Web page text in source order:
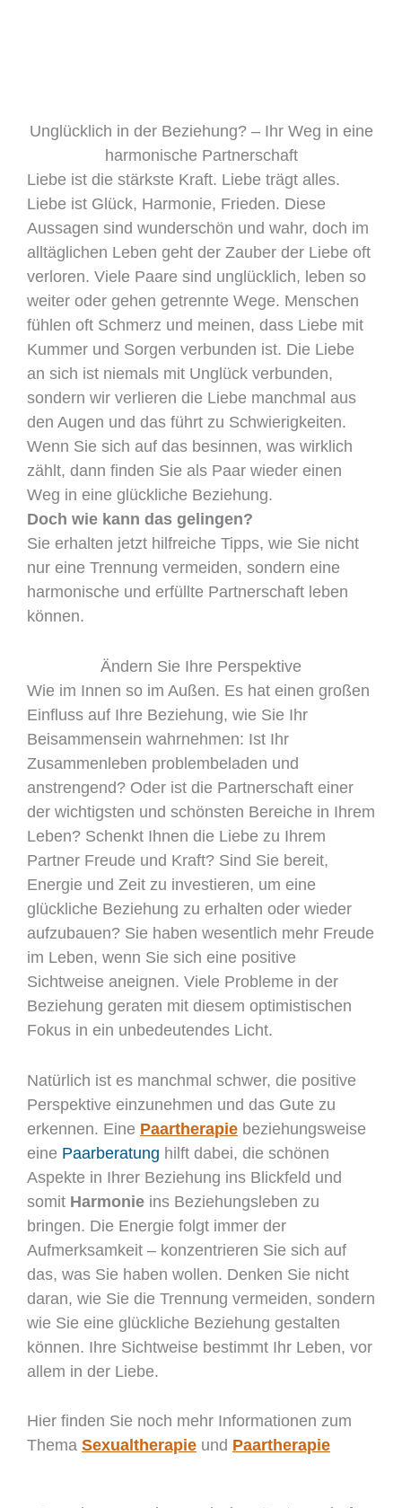
Unglücklich in der Beziehung? – Ihr Weg in eine
harmonische Partnerschaft
Liebe ist die stärkste Kraft. Liebe trägt alles.
Liebe ist Glück, Harmonie, Frieden. Diese
Aussagen sind wunderschön und wahr, doch im
alltäglichen Leben geht der Zauber der Liebe oft
verloren. Viele Paare sind unglücklich, leben so
weiter oder gehen getrennte Wege. Menschen
fühlen oft Schmerz und meinen, dass Liebe mit
Kummer und Sorgen verbunden ist. Die Liebe
an sich ist niemals mit Unglück verbunden,
sondern wir verlieren die Liebe manchmal aus
den Augen und das führt zu Schwierigkeiten.
Wenn Sie sich auf das besinnen, was wirklich
zählt, dann finden Sie als Paar wieder einen
Weg in eine glückliche Beziehung.
Doch wie kann das gelingen?
Sie erhalten jetzt hilfreiche Tipps, wie Sie nicht
nur eine Trennung vermeiden, sondern eine
harmonische und erfüllte Partnerschaft leben
können.
Ändern Sie Ihre Perspektive
Wie im Innen so im Außen. Es hat einen großen
Einfluss auf Ihre Beziehung, wie Sie Ihr
Beisammensein wahrnehmen: Ist Ihr
Zusammenleben problembeladen und
anstrengend? Oder ist die Partnerschaft einer
der wichtigsten und schönsten Bereiche in Ihrem
Leben? Schenkt Ihnen die Liebe zu Ihrem
Partner Freude und Kraft? Sind Sie bereit,
Energie und Zeit zu investieren, um eine
glückliche Beziehung zu erhalten oder wieder
aufzubauen? Sie haben wesentlich mehr Freude
im Leben, wenn Sie sich eine positive
Sichtweise aneignen. Viele Probleme in der
Beziehung geraten mit diesem optimistischen
Fokus in ein unbedeutendes Licht.
Natürlich ist es manchmal schwer, die positive
Perspektive einzunehmen und das Gute zu
erkennen. Eine Paartherapie beziehungsweise
eine Paarberatung hilft dabei, die schönen
Aspekte in Ihrer Beziehung ins Blickfeld und
somit Harmonie ins Beziehungsleben zu
bringen. Die Energie folgt immer der
Aufmerksamkeit – konzentrieren Sie sich auf
das, was Sie haben wollen. Denken Sie nicht
daran, wie Sie die Trennung vermeiden, sondern
wie Sie eine glückliche Beziehung gestalten
können. Ihre Sichtweise bestimmt Ihr Leben, vor
allem in der Liebe.
Hier finden Sie noch mehr Informationen zum
Thema Sexualtherapie und Paartherapie